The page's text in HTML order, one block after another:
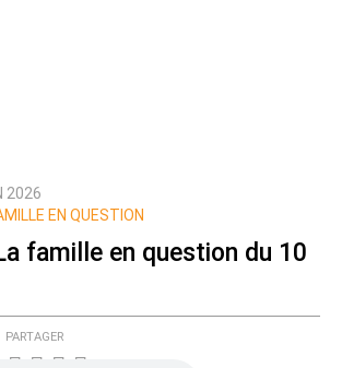
2026
EN QUESTION
famille en question du 10
PARTAGER